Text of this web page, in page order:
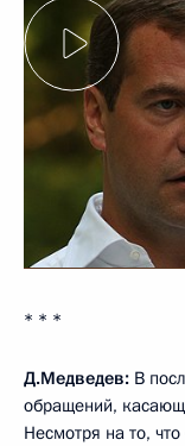
* * *
Д.Медведев: В
обращений,
Несмотря на то,